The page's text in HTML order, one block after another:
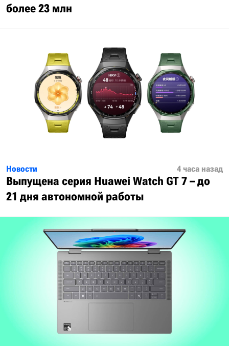
более 23 млн
Новости 4 часа назад
Выпущена серия Huawei Watch GT 7 – до
21 дня автономной работы